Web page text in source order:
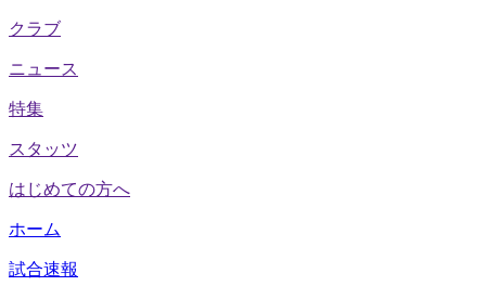
クラブ
ニュース
特集
スタッツ
はじめての方へ
ホーム
試合速報